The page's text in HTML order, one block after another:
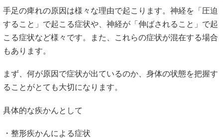
手足の痺れの原因は様々な理由で起こります。神経を「圧迫
すること」で起こる症状や、神経が「伸ばされること」で起
こる症状など様々です。また、これらの症状が混在する場合
もあります。
まず、何が原因で症状が出ているのか、身体の状態を把握す
ることがとても大切になります。
具体的な疾かんとして
・整形疾かんによる症状